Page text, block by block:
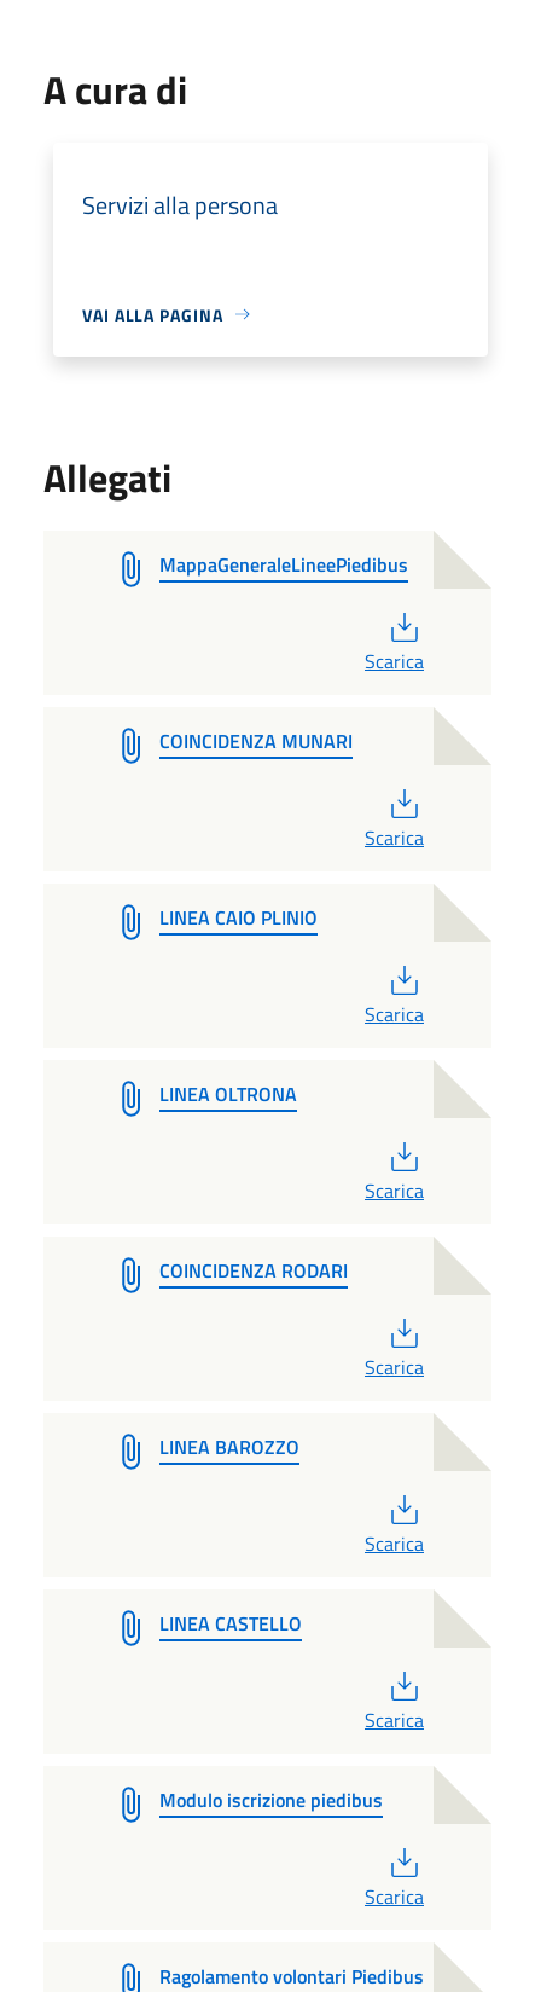
A cura di
Servizi alla persona
VAI ALLA PAGINA
Allegati
MappaGeneraleLineePiedibus
Scarica
COINCIDENZA MUNARI
Scarica
LINEA CAIO PLINIO
Scarica
LINEA OLTRONA
Scarica
COINCIDENZA RODARI
Scarica
LINEA BAROZZO
Scarica
LINEA CASTELLO
Scarica
Modulo iscrizione piedibus
Scarica
Ragolamento volontari Piedibus